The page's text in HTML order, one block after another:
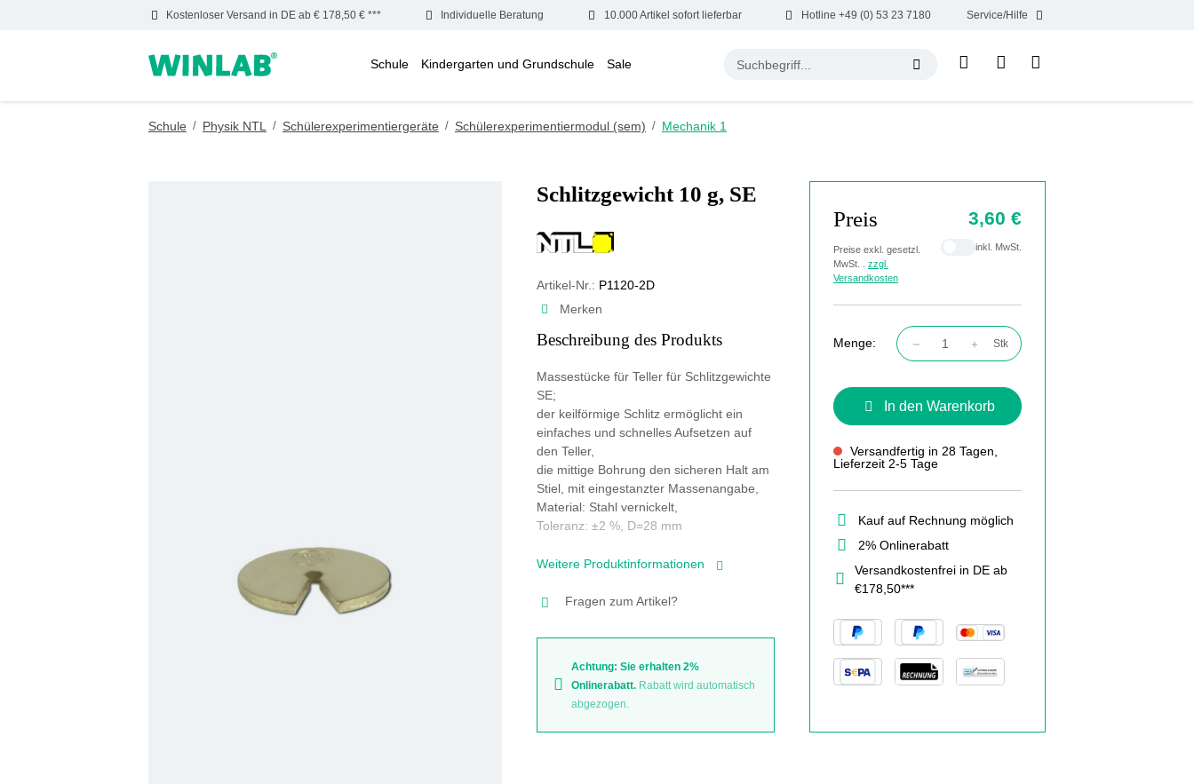
Zur Hauptnavigation springen
Kostenloser Versand in DE ab € 178,50 € *** Individuelle Beratung 10.000 Artikel sofort lieferbar Hotline +49 (0) 53 23 7180 Service/Hilfe
Schule Kindergarten und Grundschule Sale
Schule / Physik NTL / Schülerexperimentiergeräte / Schülerexperimentiermodul (sem) / Mechanik 1
Schlitzgewicht 10 g, SE
Artikel-Nr.: P1120-2D
Merken
Beschreibung des Produkts
Massestücke für Teller für Schlitzgewichte
SE;
der keilförmige Schlitz ermöglicht ein
einfaches und schnelles Aufsetzen auf
den Teller,
die mittige Bohrung den sicheren Halt am
Stiel, mit eingestanzter Massenangabe,
Material: Stahl vernickelt,
Toleranz: ±2 %, D=28 mm
Weitere Produktinformationen
Fragen zum Artikel?
Achtung: Sie erhalten 2%
Onlinerabatt. Rabatt wird automatisch
abgezogen.
Preis
Preise exkl. gesetzl.
MwSt. .
zzgl.
Versandkosten
3,60 €
inkl. MwSt.
Menge:
Produkt Anzahl: Gib den gewünschten
Stk
In den Warenkorb
Versandfertig in 28 Tagen,
Lieferzeit 2-5 Tage
Kauf auf Rechnung möglich
2% Onlinerabatt
Versandkostenfrei in DE ab
€178,50***